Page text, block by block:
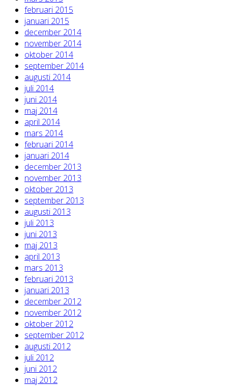
februari 2015
januari 2015
december 2014
november 2014
oktober 2014
september 2014
augusti 2014
juli 2014
juni 2014
maj 2014
april 2014
mars 2014
februari 2014
januari 2014
december 2013
november 2013
oktober 2013
september 2013
augusti 2013
juli 2013
juni 2013
maj 2013
april 2013
mars 2013
februari 2013
januari 2013
december 2012
november 2012
oktober 2012
september 2012
augusti 2012
juli 2012
juni 2012
maj 2012